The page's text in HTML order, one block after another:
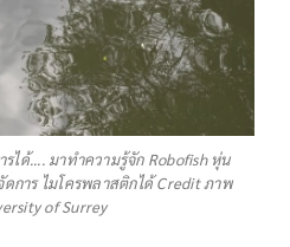
ได้.... มาทำความรู้จัก Robofish หุ่น
การ ไมโครพลาสติกได้ Credit ภาพ
of Surrey